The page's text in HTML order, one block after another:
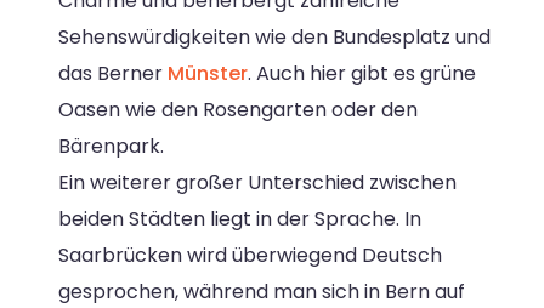
Sehenswürdigkeiten wie den Bundesplatz und
das Berner Münster. Auch hier gibt es grüne
Oasen wie den Rosengarten oder den
Bärenpark.
Ein weiterer großer Unterschied zwischen
beiden Städten liegt in der Sprache. In
Saarbrücken wird überwiegend Deutsch
gesprochen, während man sich in Bern auf